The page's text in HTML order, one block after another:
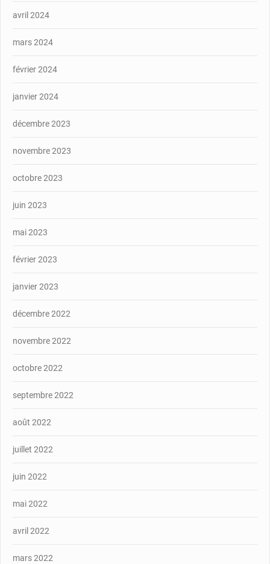
avril 2024
mars 2024
février 2024
janvier 2024
décembre 2023
novembre 2023
octobre 2023
juin 2023
mai 2023
février 2023
janvier 2023
décembre 2022
novembre 2022
octobre 2022
septembre 2022
août 2022
juillet 2022
juin 2022
mai 2022
avril 2022
mars 2022